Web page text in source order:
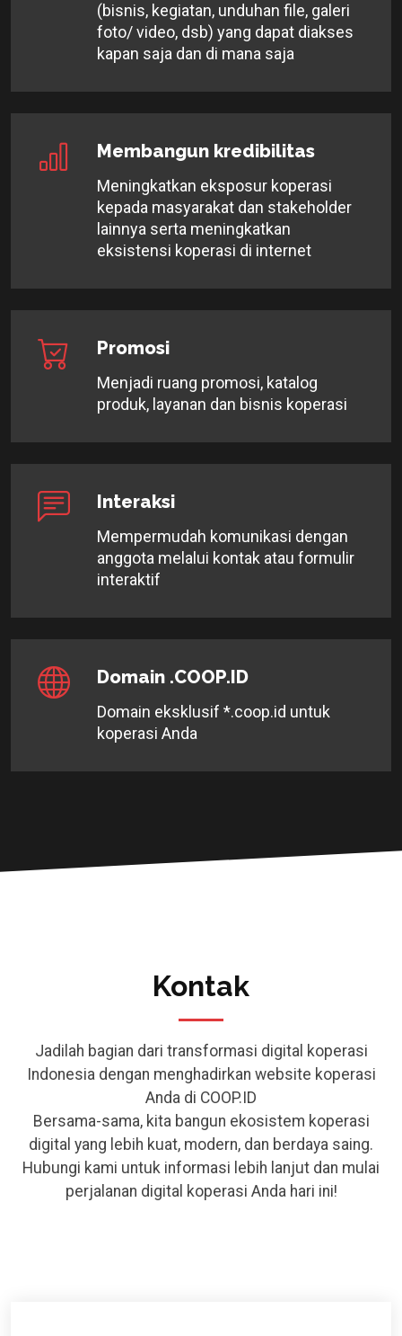
(bisnis, kegiatan, unduhan file, galeri
foto/ video, dsb) yang dapat diakses
kapan saja dan di mana saja
Membangun kredibilitas
Meningkatkan eksposur koperasi
kepada masyarakat dan stakeholder
lainnya serta meningkatkan
eksistensi koperasi di internet
Promosi
Menjadi ruang promosi, katalog
produk, layanan dan bisnis koperasi
Interaksi
Mempermudah komunikasi dengan
anggota melalui kontak atau formulir
interaktif
Domain .COOP.ID
Domain eksklusif *.coop.id untuk
koperasi Anda
Kontak
Jadilah bagian dari transformasi digital koperasi
Indonesia dengan menghadirkan website koperasi
Anda di COOP.ID
Bersama-sama, kita bangun ekosistem koperasi
digital yang lebih kuat, modern, dan berdaya saing.
Hubungi kami untuk informasi lebih lanjut dan mulai
perjalanan digital koperasi Anda hari ini!